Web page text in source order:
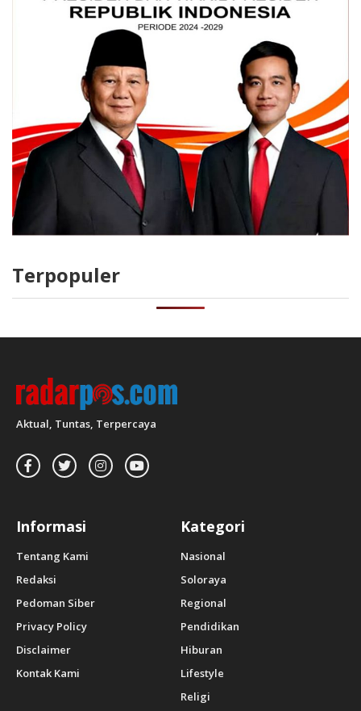
Terpopuler
Aktual, Tuntas, Terpercaya
Informasi
Tentang Kami
Redaksi
Pedoman Siber
Privacy Policy
Disclaimer
Kontak Kami
Kategori
Nasional
Soloraya
Regional
Pendidikan
Hiburan
Lifestyle
Religi